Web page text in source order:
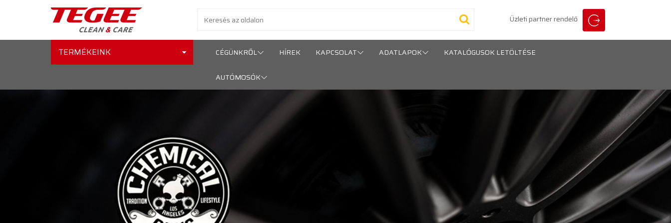
Üzleti partner rendelő
TERMÉKEINK CÉGÜNKRŐL HÍREK KAPCSOLAT ADATLAPOK KATALÓGUSOK LETÖLTÉSE
AUTÓMOSÓK